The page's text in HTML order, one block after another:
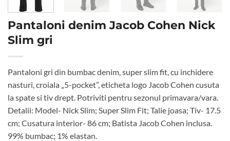
Pantaloni denim Jacob Cohen Nick
Slim gri
Pantaloni gri din bumbac denim, super slim fit, cu inchidere
nasturi, croiala „5-pocket”, eticheta logo Jacob Cohen cusuta
la spate si tiv drept. Potriviti pentru sezonul primavara/vara.
Detalii: Model- Nick Slim; Super Slim Fit; Talie joasa; Tiv- 17.5
cm; Cusatura interior- 86 cm; Batista Jacob Cohen inclusa.
99% bumbac; 1% elastan.